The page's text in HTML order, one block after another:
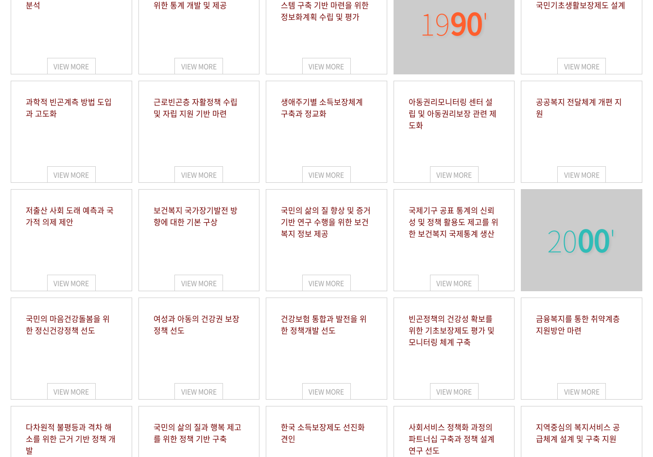
분석
VIEW MORE
위한 통계 개발 및 제공
VIEW MORE
스템 구축 기반 마련을 위한
정보화계획 수립 및 평가
VIEW MORE
1990'
국민기초생활보장제도 설계
VIEW MORE
과학적 빈곤계측 방법 도입
과 고도화
VIEW MORE
근로빈곤층 자활정책 수립
및 자립 지원 기반 마련
VIEW MORE
생애주기별 소득보장체계
구축과 정교화
VIEW MORE
아동권리모니터링 센터 설
립 및 아동권리보장 관련 제
도화
VIEW MORE
공공복지 전달체계 개편 지
원
VIEW MORE
저출산 사회 도래 예측과 국
가적 의제 제안
VIEW MORE
보건복지 국가장기발전 방
향에 대한 기본 구상
VIEW MORE
국민의 삶의 질 향상 및 증거
기반 연구 수행을 위한 보건
복지 정보 제공
VIEW MORE
국제기구 공표 통계의 신뢰
성 및 정책 활용도 제고를 위
한 보건복지 국제통계 생산
VIEW MORE
2000'
국민의 마음건강돌봄을 위
한 정신건강정책 선도
VIEW MORE
여성과 아동의 건강권 보장
정책 선도
VIEW MORE
건강보험 통합과 발전을 위
한 정책개발 선도
VIEW MORE
빈곤정책의 건강성 확보를
위한 기초보장제도 평가 및
모니터링 체계 구축
VIEW MORE
금융복지를 통한 취약계층
지원방안 마련
VIEW MORE
다차원적 불평등과 격차 해
소를 위한 근거 기반 정책 개
발
국민의 삶의 질과 행복 제고
를 위한 정책 기반 구축
한국 소득보장제도 선진화
견인
사회서비스 정책화 과정의
파트너십 구축과 정책 설계
연구 선도
지역중심의 복지서비스 공
급체계 설계 및 구축 지원